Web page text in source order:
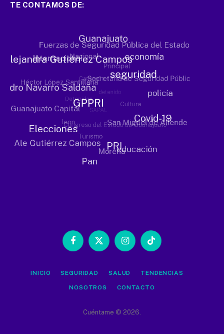
TE CONTAMOS DE:
Facebook
X
InstagramTikTok
INICIO SEGURIDAD SALUD TENDENCIAS
NOSOTROS CONTACTO
Cuéntame © 2026.